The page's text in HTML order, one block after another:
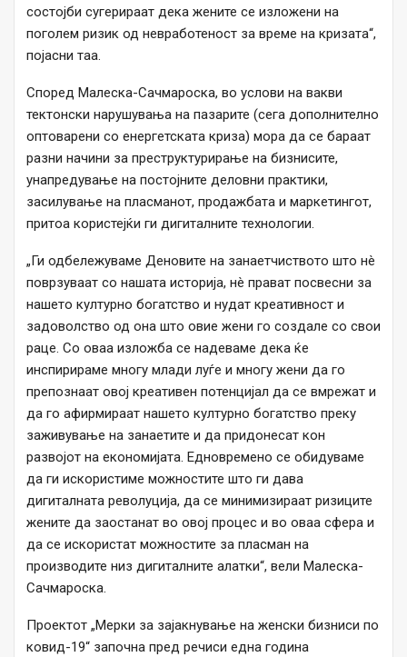
состојби сугерираат дека жените се изложени на
поголем ризик од невработеност за време на кризата“,
појасни таа.
Според Малеска-Сачмароска, во услови на вакви
тектонски нарушувања на пазарите (сега дополнително
оптоварени со енергетската криза) мора да се бараат
разни начини за преструктурирање на бизнисите,
унапредување на постојните деловни практики,
засилување на пласманот, продажбата и маркетингот,
притоа користејќи ги дигиталните технологии.
„Ги одбележуваме Деновите на занаетчиството што нè
поврзуваат со нашата историја, нè прават посвесни за
нашето културно богатство и нудат креативност и
задоволство од она што овие жени го создале со свои
раце. Со оваа изложба се надеваме дека ќе
инспирираме многу млади луѓе и многу жени да го
препознаат овој креативен потенцијал да се вмрежат и
да го афирмираат нашето културно богатство преку
заживување на занаетите и да придонесат кон
развојот на економијата. Едновремено се обидуваме
да ги искористиме можностите што ги дава
дигиталната револуција, да се минимизираат ризиците
жените да заостанат во овој процес и во оваа сфера и
да се искористат можностите за пласман на
производите низ дигиталните алатки“, вели Малеска-
Сачмароска.
Проектот „Мерки за зајакнување на женски бизниси по
ковид-19“ започна пред речиси една година